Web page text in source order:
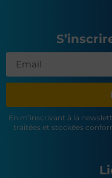
En m’inscrivant à la
traitées et stockées